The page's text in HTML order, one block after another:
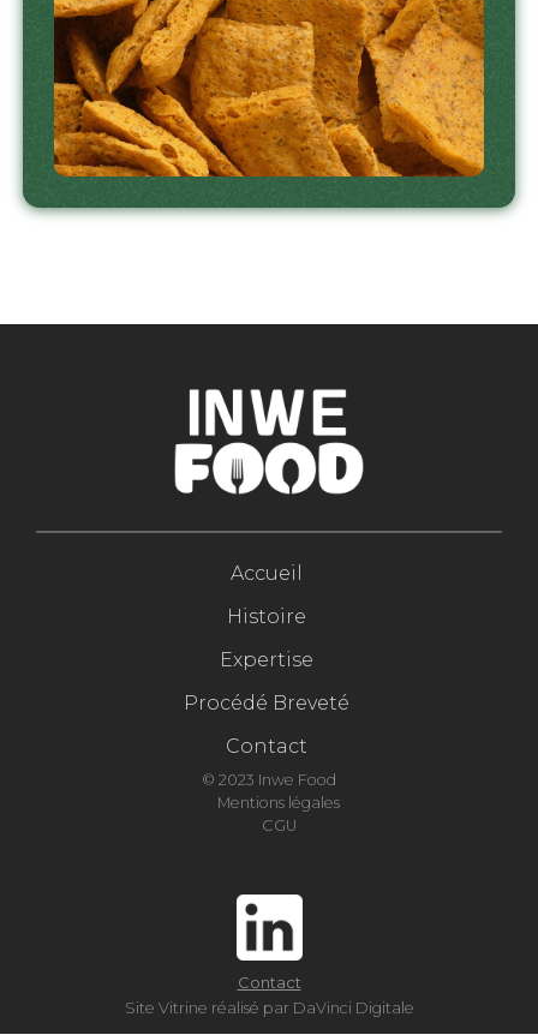
Accueil
Histoire
Expertise
Procédé Breveté
Contact
© 2023 Inwe Food
Mentions légales
CGU
Site Vitrine réalisé par DaVinci Digitale
Contact